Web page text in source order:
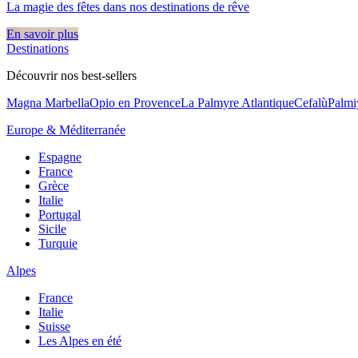
La magie des fêtes dans nos destinations de rêve​
En savoir plus
Destinations
Découvrir nos best-sellers
Magna MarbellaOpio en ProvenceLa Palmyre AtlantiqueCefalù
Europe & Méditerranée
Espagne
France
Grèce
Italie
Portugal
Sicile
Turquie
Alpes
France
Italie
Suisse
Les Alpes en été